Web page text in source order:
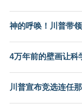
神的呼唤！川普带
4万年前的壁画让科
川普宣布竞选连任